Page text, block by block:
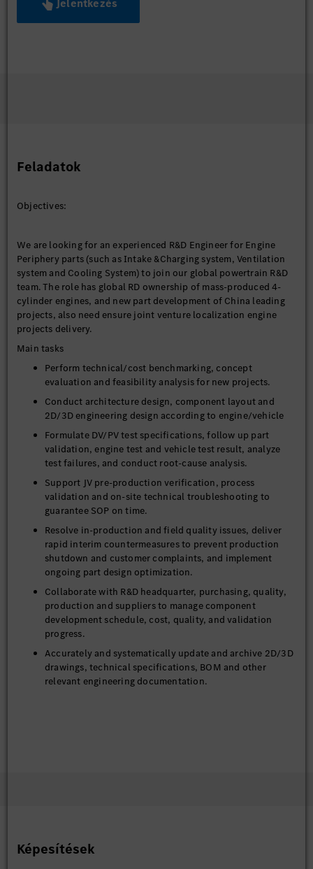
Jelentkezés
Feladatok
Objectives:
We are looking for an experienced R&D Engineer for Engine
Periphery parts (such as Intake &Charging system, Ventilation
system and Cooling System) to join our global powertrain R&D
team. The role has global RD ownership of mass-produced 4-
cylinder engines, and new part development of China leading
projects, also need ensure joint venture localization engine
projects delivery.
Main tasks
Perform technical/cost benchmarking, concept
evaluation and feasibility analysis for new projects.
Conduct architecture design, component layout and
2D/3D engineering design according to engine/vehicle
Formulate DV/PV test specifications, follow up part
validation, engine test and vehicle test result, analyze
test failures, and conduct root-cause analysis.
Support JV pre-production verification, process
validation and on-site technical troubleshooting to
guarantee SOP on time.
Resolve in-production and field quality issues, deliver
rapid interim countermeasures to prevent production
shutdown and customer complaints, and implement
ongoing part design optimization.
Collaborate with R&D headquarter, purchasing, quality,
production and suppliers to manage component
development schedule, cost, quality, and validation
progress.
Accurately and systematically update and archive 2D/3D
drawings, technical specifications, BOM and other
relevant engineering documentation.
Képesítések